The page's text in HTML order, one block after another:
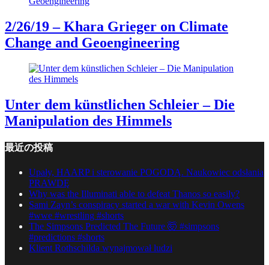
2/26/19 – Khara Grieger on Climate
Change and Geoengineering
Unter dem künstlichen Schleier – Die
Manipulation des Himmels
最近の投稿
Upały, HAARP i sterowanie POGODĄ. Naukowiec odsłania
PRAWDĘ
Why was the Illuminati able to defeat Thanos so easily?
Sami Zayn’s conspiracy started a war with Kevin Owens
#wwe #wrestling #shorts
The Simpsons Predicted The Future 🤯 #simpsons
#predictions #shorts
Klient Rothschilda wynajmował ludzi